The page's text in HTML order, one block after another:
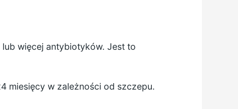
więcej antybiotyków. Jest to
miesięcy w zależności od szczepu.